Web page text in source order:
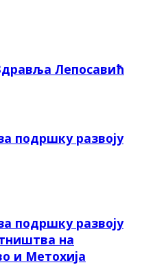
Лепосавић
подршку развоју
подршку развоју
на
и Метохија